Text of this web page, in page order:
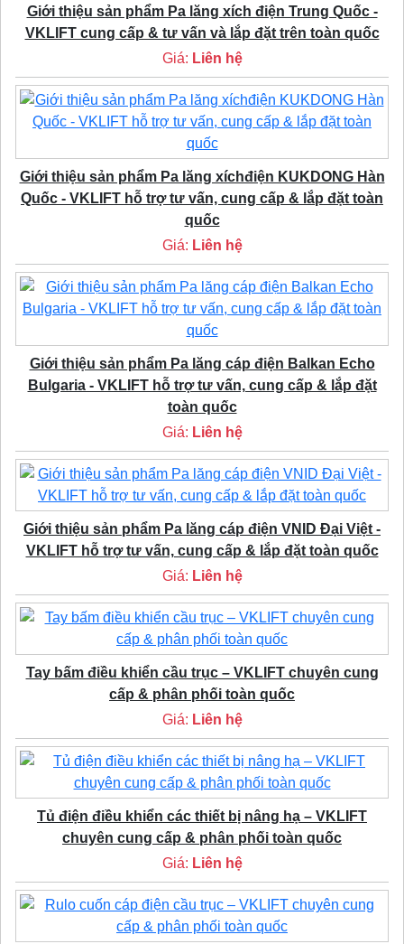
Giới thiệu sản phẩm Pa lăng xích điện Trung Quốc -
VKLIFT cung cấp & tư vấn và lắp đặt trên toàn quốc
Giá: Liên hệ
Giới thiệu sản phẩm Pa lăng xíchđiện KUKDONG Hàn
Quốc - VKLIFT hỗ trợ tư vấn, cung cấp & lắp đặt toàn
quốc
Giá: Liên hệ
Giới thiệu sản phẩm Pa lăng cáp điện Balkan Echo
Bulgaria - VKLIFT hỗ trợ tư vấn, cung cấp & lắp đặt
toàn quốc
Giá: Liên hệ
Giới thiệu sản phẩm Pa lăng cáp điện VNID Đại Việt -
VKLIFT hỗ trợ tư vấn, cung cấp & lắp đặt toàn quốc
Giá: Liên hệ
Tay bấm điều khiển cầu trục – VKLIFT chuyên cung
cấp & phân phối toàn quốc
Giá: Liên hệ
Tủ điện điều khiển các thiết bị nâng hạ – VKLIFT
chuyên cung cấp & phân phối toàn quốc
Giá: Liên hệ